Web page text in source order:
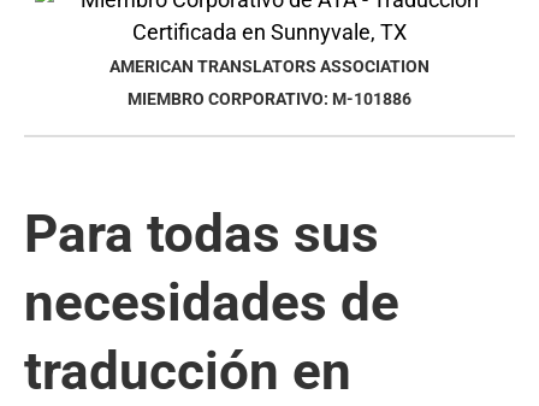
AMERICAN TRANSLATORS ASSOCIATION
MIEMBRO CORPORATIVO: M-101886
Para todas sus
necesidades de
traducción en